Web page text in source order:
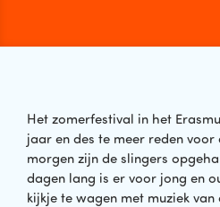
Het zomerfestival in het
jaar en des te meer reden voor
morgen zijn de slingers
dagen lang is er voor jong en
kijkje te wagen met muziek van